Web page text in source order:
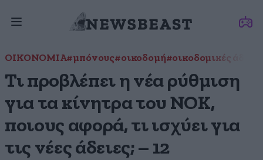
ΟΙΚΟΝΟΜΙΑ#μπόνους#οικοδομή#οικοδομικές άδειες
Τι προβλέπει η νέα ρύθμιση
για τα κίνητρα του ΝΟΚ,
ποιους αφορά, τι ισχύει για
τις νέες άδειες; – 12